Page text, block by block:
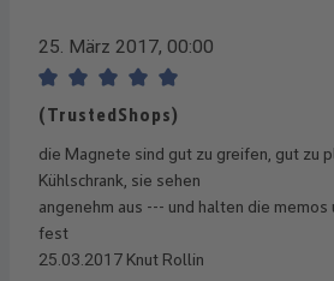
25. März 2017, 00:00
Bewertung mit 5 von 5 Sternen
(TrustedShops)
die Magnete sind gut zu greifen, gut zu
Kühlschrank, sie sehen
angenehm aus --- und halten die
fest
25.03.2017 Knut Rollin